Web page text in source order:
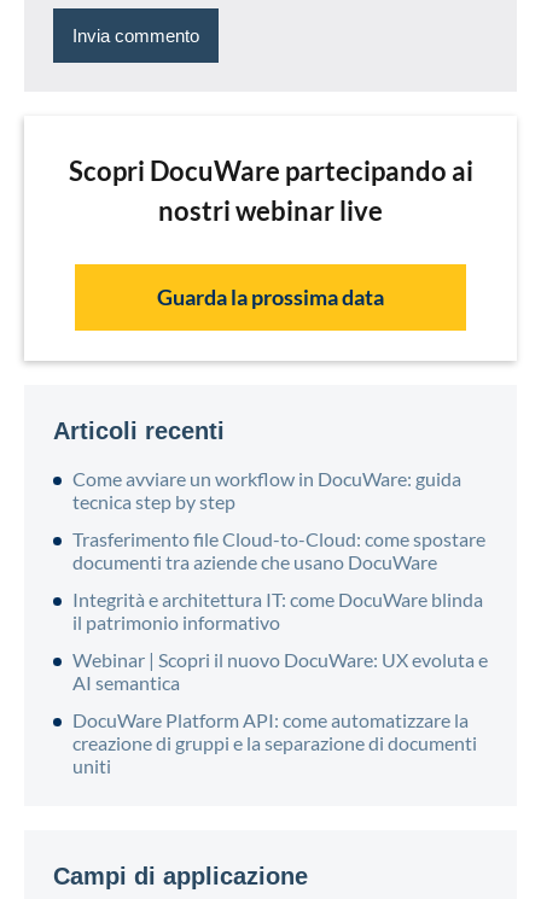
Scopri DocuWare partecipando ai
nostri webinar live
Guarda la prossima data
Articoli recenti
Come avviare un workflow in DocuWare: guida
tecnica step by step
Trasferimento file Cloud-to-Cloud: come spostare
documenti tra aziende che usano DocuWare
Integrità e architettura IT: come DocuWare blinda
il patrimonio informativo
Webinar | Scopri il nuovo DocuWare: UX evoluta e
AI semantica
DocuWare Platform API: come automatizzare la
creazione di gruppi e la separazione di documenti
uniti
Campi di applicazione